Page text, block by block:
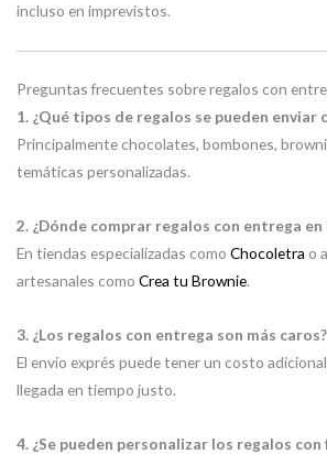
incluso en imprevistos.
Preguntas frecuentes sobre regalos con
1. ¿Qué tipos de regalos se pueden enviar
Principalmente chocolates, bombones,
temáticas personalizadas.
2. ¿Dónde comprar regalos con entrega en
En tiendas especializadas como Chocoletra o
artesanales como Crea tu Brownie.
3. ¿Los regalos con entrega son más caros?
El envío exprés puede tener un costo
llegada en tiempo justo.
4. ¿Se pueden personalizar los regalos con